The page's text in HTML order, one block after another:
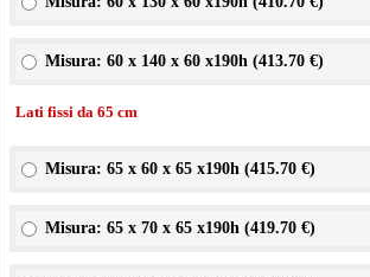
Misura: 60 x 140 x 60 x190h (413.70 €)
Lati fissi da 65 cm
Misura: 65 x 60 x 65 x190h (415.70 €)
Misura: 65 x 70 x 65 x190h (419.70 €)